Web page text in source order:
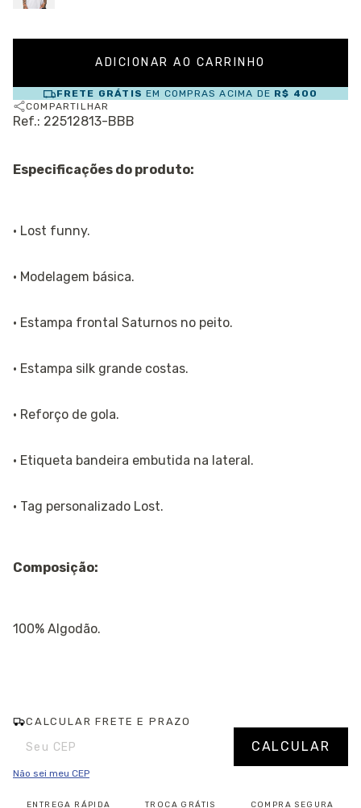
FRETE GRÁTIS EM COMPRAS ACIMA DE R$ 400
COMPARTILHAR
Ref.: 22512813-BBB
Especificações do produto:
· Lost funny.
· Modelagem básica.
· Estampa frontal Saturnos no peito.
· Estampa silk grande costas.
· Reforço de gola.
· Etiqueta bandeira embutida na lateral.
· Tag personalizado Lost.
Composição:
100% Algodão.
CALCULAR FRETE E PRAZO
Entregas para o CEP: Alterar CEP
CALCULAR
Não sei meu CEP
ENTREGA RÁPIDA TROCA GRÁTIS COMPRA SEGURA